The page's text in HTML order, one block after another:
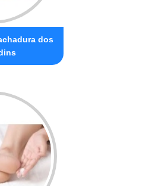
dos